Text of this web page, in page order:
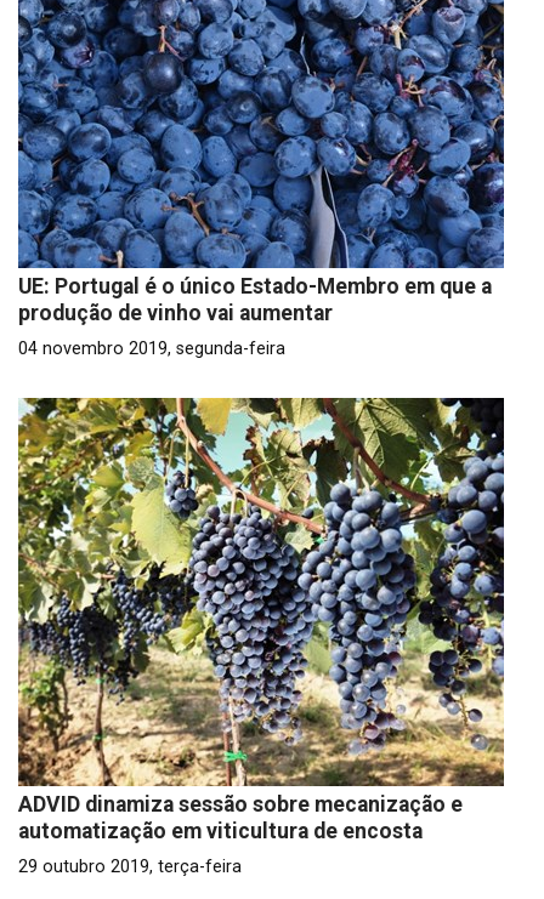
UE: Portugal é o único Estado-Membro em que a
produção de vinho vai aumentar
04 novembro 2019, segunda-feira
ADVID dinamiza sessão sobre mecanização e
automatização em viticultura de encosta
29 outubro 2019, terça-feira